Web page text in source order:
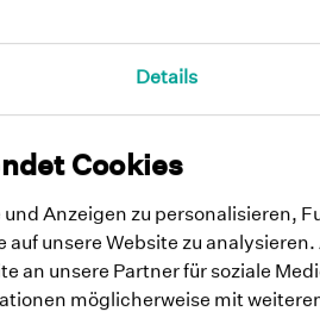
Details
Cookies
Anzeigen zu personalisieren,
unsere Website zu
an unsere Partner für soziale
möglicherweise mit